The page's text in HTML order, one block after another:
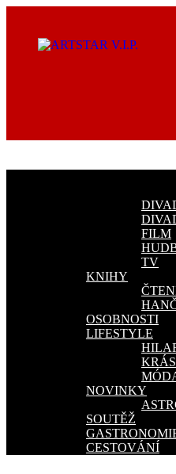
obsahu
FILM
TV
KNIHY
OSOBNOSTI
LIFESTYLE
NOVINKY
SOUTĚŽ
CESTOVÁNÍ